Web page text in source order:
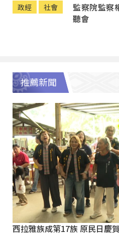
政經 社會
監察院監察
聽會
推薦新聞
西拉雅族成第17族 原民日慶